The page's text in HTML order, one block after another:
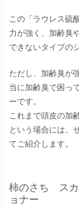
この「ラウレス硫
力が強く、加齢臭
できないタイプの
ただし、加齢臭が
当に加齢臭で困っ
ーです。
これまで頭皮の加
という場合には、
てご紹介します。
柿のさち スカ
ョナー